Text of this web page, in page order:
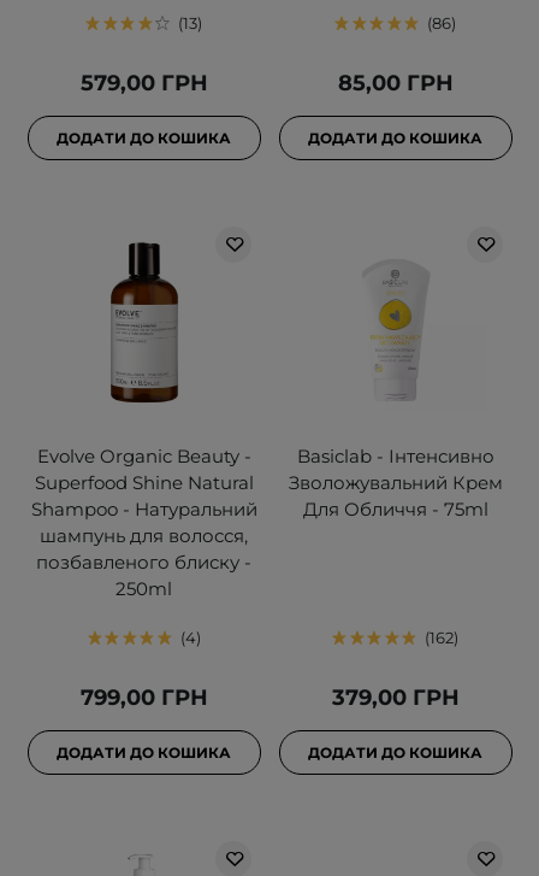
13
579,00 ГРН
ДОДАТИ ДО КОШИКА
86
85,00 ГРН
ДОДАТИ ДО КОШИКА
Evolve Organic Beauty -
Superfood Shine Natural
Shampoo - Натуральний
шампунь для волосся,
позбавленого блиску -
250ml
4
799,00 ГРН
ДОДАТИ ДО КОШИКА
Basiclab - Інтенсивно
Зволожувальний Крем
Для Обличчя - 75ml
162
379,00 ГРН
ДОДАТИ ДО КОШИКА